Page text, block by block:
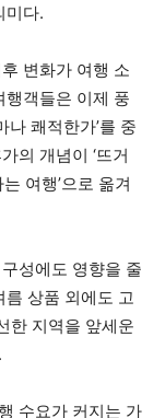
미다.
변화가 여행 소
행객들은 이제 풍
나 쾌적한가’를 중
의 개념이 ‘뜨거
여행’으로 옮겨
성에도 영향을 줄
상품 외에도 고
한 지역을 앞세운
수요가 커지는 가